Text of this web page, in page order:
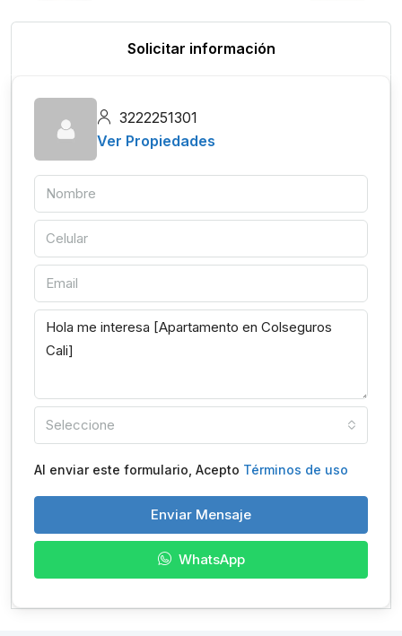
Solicitar información
3222251301
Ver Propiedades
Seleccione
Al enviar este formulario, Acepto Términos de uso
Enviar Mensaje
WhatsApp